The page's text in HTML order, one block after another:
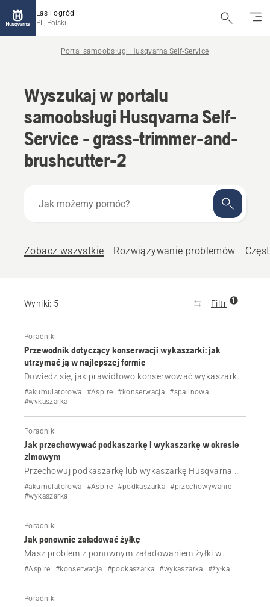
Las i ogród
PL, Polski
Portal samoobsługi Husqvarna Self-Service
Wyszukaj w portalu
samoobsługi Husqvarna Self-
Service - grass-trimmer-and-
brushcutter-2
możemy
Zobacz wszystkie Rozwiązywanie problemów
Wyniki: 5 Filtr 1
Poradniki
Przewodnik dotyczący konserwacji wykaszarki: jak
utrzymać ją w najlepszej formie
Dowiedz się, jak prawidłowo konserwować wykaszarkę
Husqvarna, korzystając z tej kompletnej listy kontrolnej.
Dowiedz się, co należy sprawdzić, wyczyścić i wymienić,
#akumulatorowa #Aspire #konserwacja #spalinowa
#wykaszarka
Poradniki
Jak przechowywać podkaszarkę i wykaszarkę w okresie
zimowym
Przechowuj podkaszarkę lub wykaszarkę Husqvarna w
prawidłowy sposób poza sezonem. Dowiedz się, jak
chronić modele spalinowe i akumulatorowe przed
#akumulatorowa #Aspire #podkaszarka #przechowywanie
#wykaszarka
Poradniki
Jak ponownie załadować żyłkę
Masz problem z ponownym załadowaniem żyłki w
posiadanym produkcie Husqvarna? Postępuj zgodnie z
szybko, łatwo i bez frustracji ponownie załadować
#Aspire #konserwacja #podkaszarka #wykaszarka #żyłka
Poradniki